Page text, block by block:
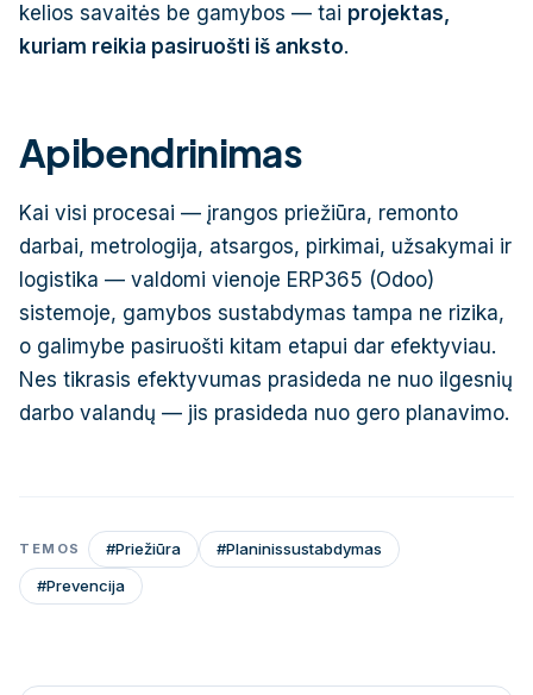
kelios savaitės be gamybos — tai projektas,
kuriam reikia pasiruošti iš anksto.
Apibendrinimas
Kai visi procesai — įrangos priežiūra, remonto
darbai, metrologija, atsargos, pirkimai, užsakymai ir
logistika — valdomi vienoje ERP365 (Odoo)
sistemoje, gamybos sustabdymas tampa ne rizika,
o galimybe pasiruošti kitam etapui dar efektyviau.
Nes tikrasis efektyvumas prasideda ne nuo ilgesnių
darbo valandų — jis prasideda nuo gero planavimo.
TEMOS #Priežiūra #Planinissustabdymas
#Prevencija